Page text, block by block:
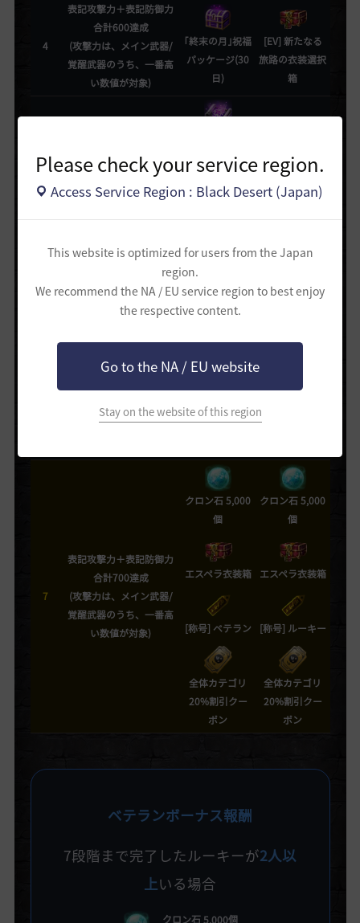
Please check your service region.
Access Service Region : Black Desert (Japan)
This website is optimized for users from the Japan
region.
We recommend the NA / EU service region to best enjoy
the respective content.
Go to the NA / EU website
Stay on the website of this region
4
表記攻撃力＋表記防御力
合計600達成
(攻撃力は、メイン武器/
覚醒武器のうち、一番高
い数値が対象)
｢終末の月｣祝福
パッケージ(30
日)
[EV] 新たなる
旅路の衣装選択
箱
表記攻撃力＋表記防御力
合計630達成
(攻撃力は、メイン武器/
覚醒武器のうち、一番高
言(+150)
クロン石 2,000
個
ヴォルクスの助
言(+150)
合計660達成
覚醒武器のうち、一番高
い数値が対象)
個
7
表記攻撃力＋表記防御力
合計700達成
(攻撃力は、メイン武器/
覚醒武器のうち、一番高
い数値が対象)
クロン石 5,000
個
エスペラ衣装箱
[称号] ベテラン
全体カテゴリ
20%割引クー
ポン
クロン石 5,000
個
エスペラ衣装箱
[称号] ルーキー
全体カテゴリ
20%割引クー
ポン
ベテランボーナス報酬
7段階まで完了したルーキーが2人以
上いる場合
クロン石 5,000個